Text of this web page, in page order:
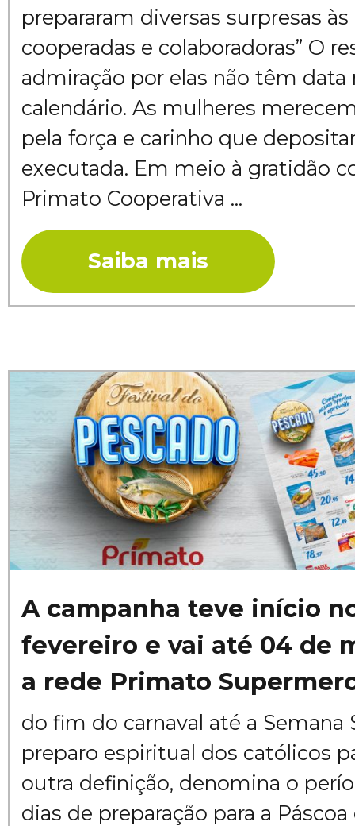
prepararam diversas surpresas
cooperadas e colaboradoras” O
admiração por elas não têm data
calendário. As mulheres
pela força e carinho que
executada. Em meio à gratidão
Primato Cooperativa ...
Saiba mais
A campanha teve início
fevereiro e vai até 04 de
a rede Primato
do fim do carnaval até a Semana
preparo espiritual dos católicos
outra definição, denomina o
dias de preparação para a